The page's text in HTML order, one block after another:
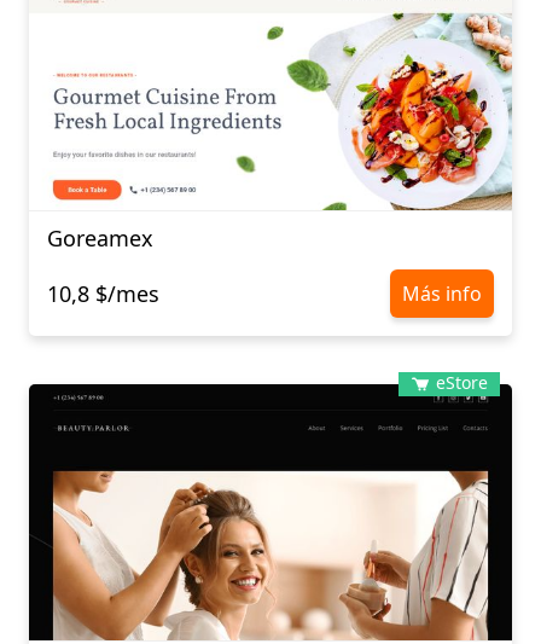
Goreamex
10,8 $/mes
Más info
eStore